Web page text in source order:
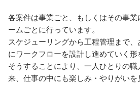
各案件は事業ごと、もしくはその事
ームごとに行っています。
スケジューリングから工程管理まで
にワークフローを設計し進めていく形
そうすることにより、一人ひとりの
来、仕事の中にも楽しみ・やりがい